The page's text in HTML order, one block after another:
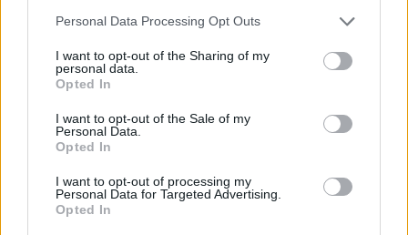
Please note that this website/app uses one or more Google
not limited to your visit or usage behaviour. You may click to
grant or deny consent to Google and its third-party tags to
use your data for below specified purposes in below Google
consent section.
Personal Data Processing Opt Outs
I want to opt-out of the Sharing of my
personal data.
Opted In
I want to opt-out of the Sale of my
Personal Data.
Opted In
I want to opt-out of processing my
Personal Data for Targeted Advertising.
Opted In